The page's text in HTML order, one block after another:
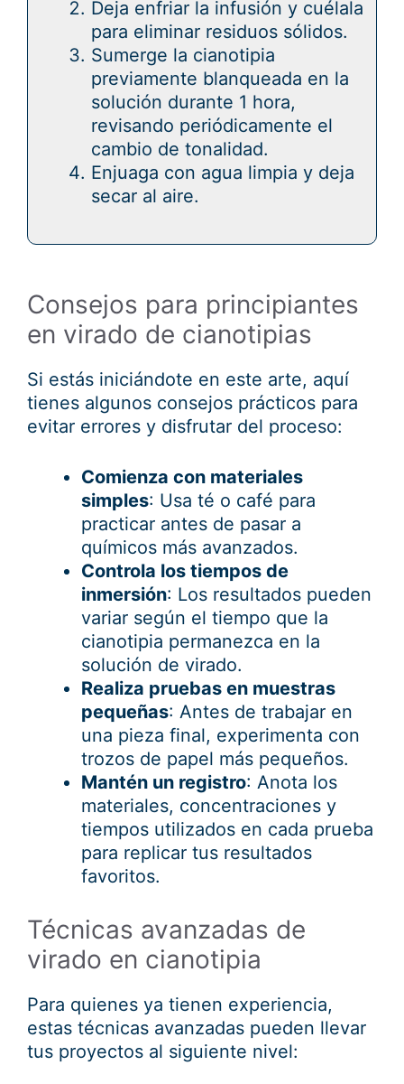
Deja enfriar la infusión y cuélala
para eliminar residuos sólidos.
Sumerge la cianotipia
previamente blanqueada en la
solución durante 1 hora,
revisando periódicamente el
cambio de tonalidad.
Enjuaga con agua limpia y deja
secar al aire.
Consejos para principiantes
en virado de cianotipias
Si estás iniciándote en este arte, aquí
tienes algunos consejos prácticos para
evitar errores y disfrutar del proceso:
Comienza con materiales
simples: Usa té o café para
practicar antes de pasar a
químicos más avanzados.
Controla los tiempos de
inmersión: Los resultados pueden
variar según el tiempo que la
cianotipia permanezca en la
solución de virado.
Realiza pruebas en muestras
pequeñas: Antes de trabajar en
una pieza final, experimenta con
trozos de papel más pequeños.
Mantén un registro: Anota los
materiales, concentraciones y
tiempos utilizados en cada prueba
para replicar tus resultados
favoritos.
Técnicas avanzadas de
virado en cianotipia
Para quienes ya tienen experiencia,
estas técnicas avanzadas pueden llevar
tus proyectos al siguiente nivel: